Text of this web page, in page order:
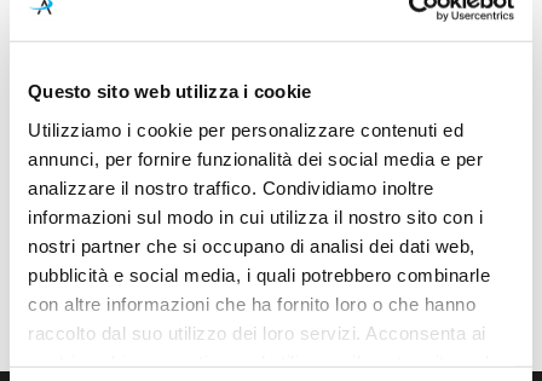
Questo sito web utilizza i cookie
Utilizziamo i cookie per personalizzare contenuti ed
annunci, per fornire funzionalità dei social media e per
analizzare il nostro traffico. Condividiamo inoltre
informazioni sul modo in cui utilizza il nostro sito con i
nostri partner che si occupano di analisi dei dati web,
pubblicità e social media, i quali potrebbero combinarle
con altre informazioni che ha fornito loro o che hanno
raccolto dal suo utilizzo dei loro servizi. Acconsenta ai
Ø 265mm x Ø 60mm - H
Led integrato
Potenza e attacco
16W - 2700K - 1200Lm -
CRI90 - 220-240V
Dimmerazione
On/Off
Classe energetica
A++, A+, A
Ean
8013210189443